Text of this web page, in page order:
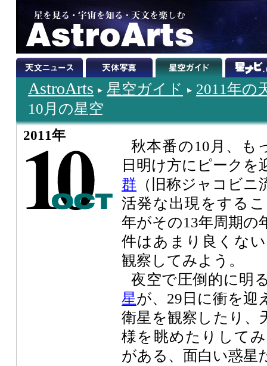
AstroArts 星空ガイド
2011年の
10月の星空
2011年
秋本番の10月、も
日明け方にピークを
群 （旧称ジャコビ
活発な出現をする
年がその13年周期の
件はあまり良くな
観察してみよう。
夜空で圧倒的に明
星が、29日に衝を迎
衛星を観察したり、
様を眺めたりして
がある、面白い惑星